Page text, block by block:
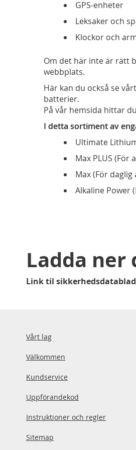
GPS-enheter
Leksaker och
Klockor och
Om det här inte är rätt
webbplats.
Här kan du också se
batterier.
På vår hemsida hittar
I detta sortiment av
Ultimate
Max PLUS
Max (För
Alkaline Power
Ladda
Link til sikkerhedsdatablad
Vårt lag
Välkommen
Kundservice
Uppförandekod
Instruktioner och regler
Sitemap